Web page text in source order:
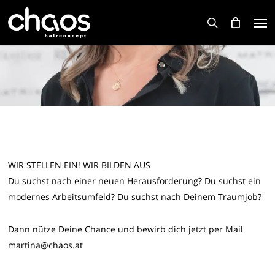
search
WIR STELLEN EIN! WIR BILDEN AUS
Du suchst nach einer neuen Herausforderung? Du suchst ein
modernes Arbeitsumfeld? Du suchst nach Deinem Traumjob?
Dann nütze Deine Chance und bewirb dich jetzt per Mail
martina@chaos.at